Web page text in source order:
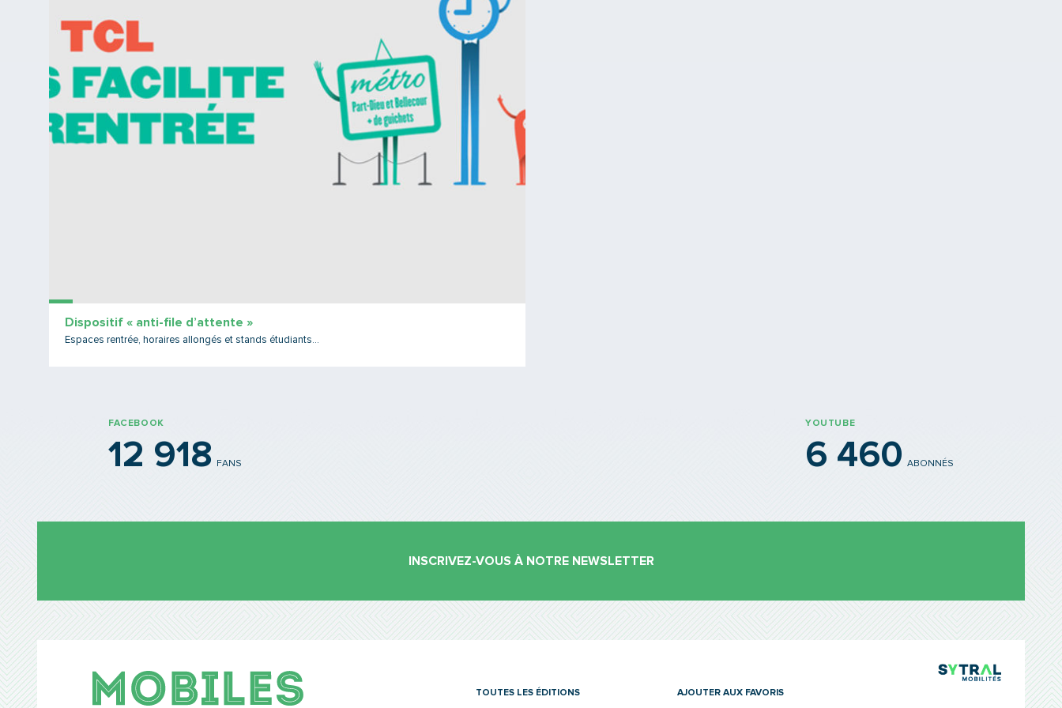
Dispositif « anti-file d’attente »
Espaces rentrée, horaires allongés et stands étudiants...
FACEBOOK
12 918 FANS
YOUTUBE
6 460 ABONNÉS
INSCRIVEZ-VOUS À NOTRE NEWSLETTER
TOUTES LES ÉDITIONS AJOUTER AUX FAVORIS
TCL